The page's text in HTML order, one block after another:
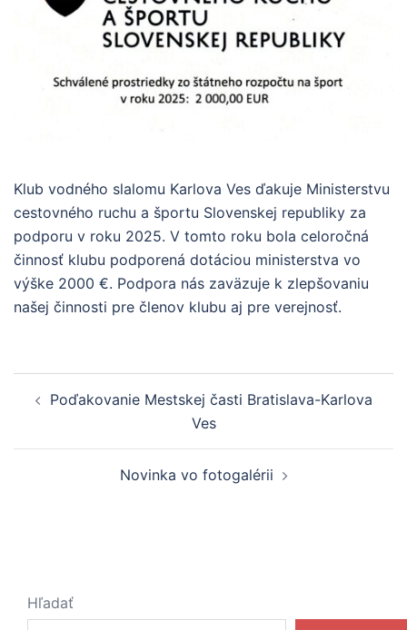
Klub vodného slalomu Karlova Ves ďakuje Ministerstvu
cestovného ruchu a športu Slovenskej republiky za
podporu v roku 2025. V tomto roku bola celoročná
činnosť klubu podporená dotáciou ministerstva vo
výške 2000 €. Podpora nás zaväzuje k zlepšovaniu
našej činnosti pre členov klubu aj pre verejnosť.
článkami
Poďakovanie Mestskej časti Bratislava-Karlova
Ves
Novinka vo fotogalérii
Hľadať